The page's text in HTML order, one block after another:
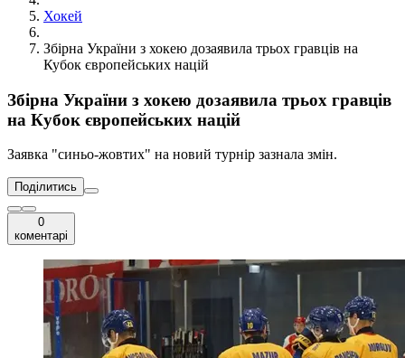
Хокей
Збірна України з хокею дозаявила трьох гравців на
Кубок європейських націй
Збірна України з хокею дозаявила трьох гравців
на Кубок європейських націй
Заявка "синьо-жовтих" на новий турнір зазнала змін.
Поділитись
0
коментарі